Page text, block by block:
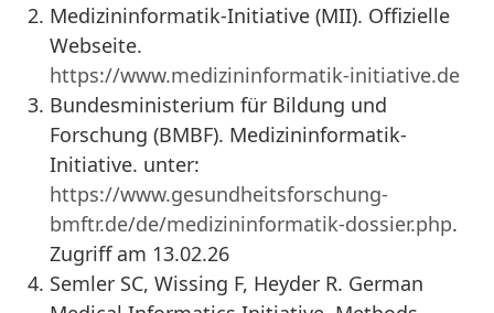
Medizininformatik-Initiative (MII). Offizielle
Webseite.
https://www.medizininformatik-initiative.de
Bundesministerium für Bildung und
Forschung (BMBF). Medizininformatik-
Initiative. unter:
https://www.gesundheitsforschung-
bmftr.de/de/medizininformatik-dossier.php.
Zugriff am 13.02.26
Semler SC, Wissing F, Heyder R. German